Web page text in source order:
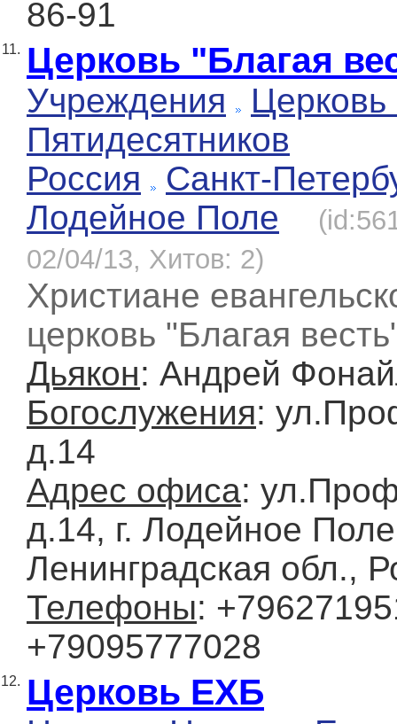
86-91
11. Церковь "Благая
Учреждения
Пятидесятников
Россия
Санкт-
Лодейное Поле
02/04/13, Хитов: 2)
Христиане
церковь "Благая
Дьякон: Андрей
Богослужения:
д.14
Адрес офиса:
д.14, г. Лодейное
Ленинградская обл.,
Телефоны:
+79095777028
12. Церковь ЕХБ